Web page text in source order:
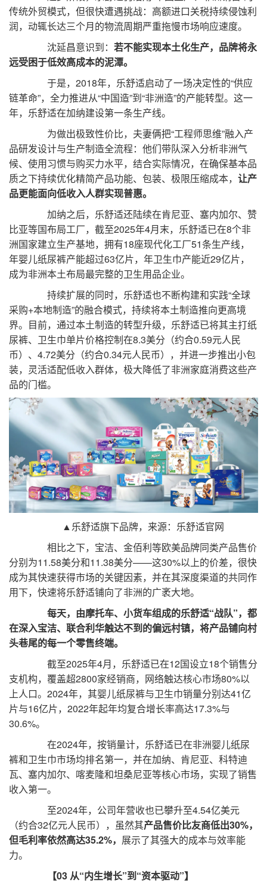
传统外贸模式，但很快遭遇挑战：高额进口关税持续侵蚀利
润，动辄长达三个月的物流周期严重拖慢市场响应速度。
沈延昌意识到： 若不能实现本土化生产，品牌将永
远受困于低效高成本的泥潭。
于是，2018年，乐舒适启动了一场决定性的“供应
链革命”，全力推进从“中国造”到“非洲造”的产能转型。这一
年，乐舒适在加纳建设第一条生产线。
为做出极致性价比，夫妻俩把“工程师思维”融入产
品研发设计与生产制造全流程：他们带队深入分析非洲气
候、使用习惯与购买力水平，结合实际情况，在确保基本品
质之下持续优化精简产品功能、包装、极限压缩成本， 让产
品更能面向低收入人群实现普惠。
加纳之后，乐舒适还陆续在肯尼亚、塞内加尔、赞
比亚等国布局工厂，截至2025年4月末，乐舒适已在8个非
洲国家建立生产基地，拥有18座现代化工厂51条生产线，
年婴儿纸尿裤产能超过63亿片，年卫生巾产能近29亿片，
成为非洲本土布局最完整的卫生用品企业。
持续扩展的同时，乐舒适也不断构建和实践“全球
采购+本地制造”的融合模式，持续将本土制造推向更高境
界。目前，通过本土制造的转型升级，乐舒适已将其主打纸
尿裤、卫生巾单片价格控制在8.3美分（约合0.59元人民
币）、4.72美分（约合0.34元人民币），并进一步推出小包
装，灵活适配低收入群体，极大降低了非洲家庭消费这些产
品的门槛。
▲乐舒适旗下品牌，来源：乐舒适官网
相比之下，宝洁、金佰利等欧美品牌同类产品售价
分别为11.58美分和11.38美分——这30%以上的价差，很快
成为其快速获得市场的关键因素，并在其深度渠道的共同作
用下，快速将乐舒适铺向了非洲的广袤大地。
每天，由摩托车、小货车组成的乐舒适“战队”，都
在深入宝洁、联合利华触达不到的偏远村镇，将产品铺向村
头巷尾的每一个零售终端。
截至2025年4月，乐舒适已在12国设立18个销售分
支机构，覆盖超2800家经销商，网络触达核心市场80%以
上人口。2024年，其婴儿纸尿裤与卫生巾销量分别达41亿
片与16亿片，2022年起年均复合增长率高达17.3%与
30.6%。
在2024年，按销量计，乐舒适已在非洲婴儿纸尿
裤和卫生巾市场均排名第一，并在加纳、肯尼亚、科特迪
瓦、塞内加尔、喀麦隆和坦桑尼亚等核心市场，实现了销售
收入第一。
至2024年，公司年营收也已攀升至4.54亿美元
（约合32亿元人民币），虽然其产品售价比友商低出30%，
但毛利率依然高达35.2%， 展示了其强大的成本与效率能
力。
【03 从“内生增长”到“资本驱动”】